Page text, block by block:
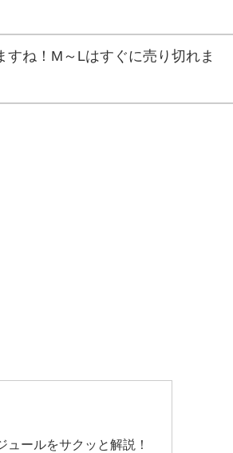
ね！M～Lはすぐに売り切れま
ールをサクッと解説！